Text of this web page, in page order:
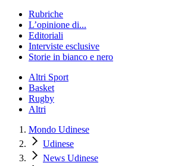
Rubriche
L’opinione di...
Editoriali
Interviste esclusive
Storie in bianco e nero
Altri Sport
Basket
Rugby
Altri
Mondo Udinese
Udinese
News Udinese